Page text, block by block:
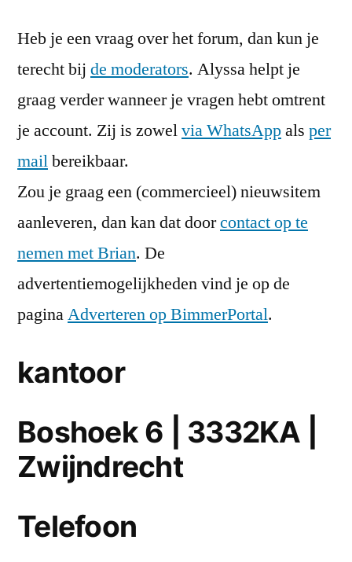
Heb je een vraag over het forum, dan kun je
terecht bij de moderators. Alyssa helpt je
graag verder wanneer je vragen hebt omtrent
je account. Zij is zowelvia WhatsAppals per
mailbereikbaar.
Zou je graag een (commercieel) nieuwsitem
aanleveren, dan kan dat doorcontact op te
nemen met Brian. De
advertentiemogelijkheden vind je op de
paginaAdverteren op BimmerPortal.
kantoor
Boshoek 6 | 3332KA |
Zwijndrecht
Telefoon